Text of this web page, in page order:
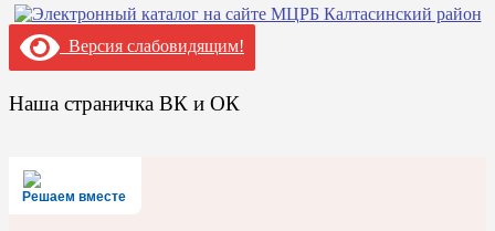
Версия слабовидящим!
Наша страничка ВК и ОК
Решаем вместе